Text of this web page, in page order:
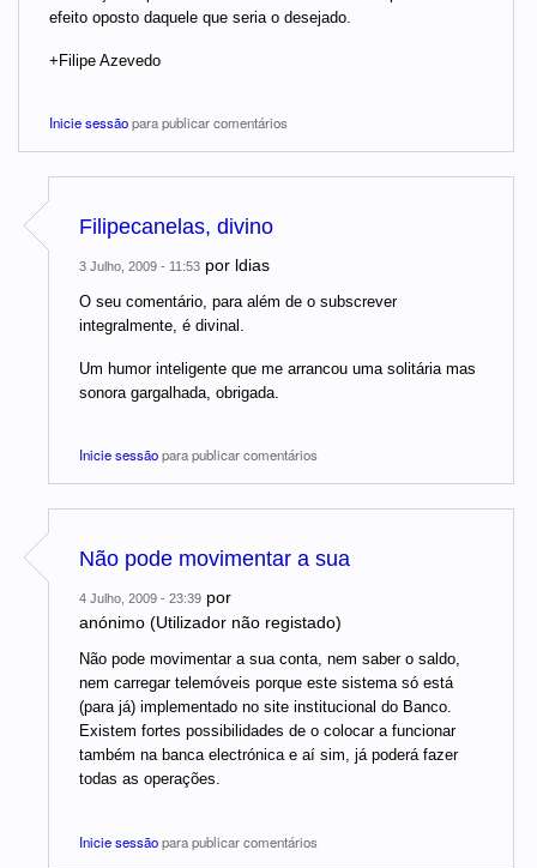
efeito oposto daquele que seria o desejado.
+Filipe Azevedo
Inicie sessãopara publicar comentários
Filipecanelas, divino
3 Julho, 2009 - 11:53 por ldias
O seu comentário, para além de o subscrever
integralmente, é divinal.
Um humor inteligente que me arrancou uma solitária mas
sonora gargalhada, obrigada.
Inicie sessãopara publicar comentários
Não pode movimentar a sua
4 Julho, 2009 - 23:39 por
anónimo (Utilizador não registado)
Não pode movimentar a sua conta, nem saber o saldo,
nem carregar telemóveis porque este sistema só está
(para já) implementado no site institucional do Banco.
Existem fortes possibilidades de o colocar a funcionar
também na banca electrónica e aí sim, já poderá fazer
todas as operações.
Inicie sessãopara publicar comentários